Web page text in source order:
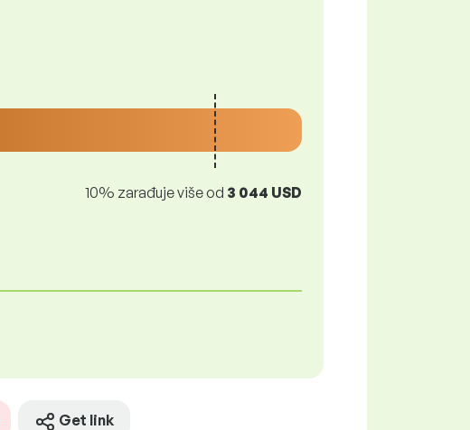
10% zarađuje više od 3 044 USD
Get link